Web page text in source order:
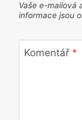
Vaše e-mailová
informace jsou
Komentář *